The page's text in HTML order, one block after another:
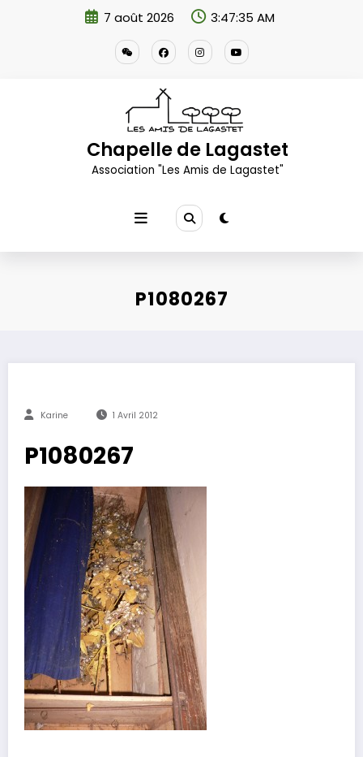
7 août 2026 3:47:36 AM
Chapelle de Lagastet
Association "Les Amis de Lagastet"
P1080267
Karine 1 Avril 2012
P1080267